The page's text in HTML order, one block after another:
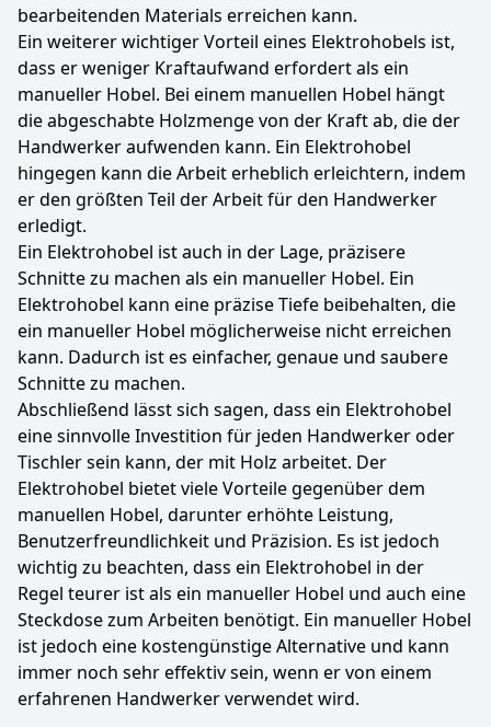
bearbeitenden Materials erreichen kann.
Ein weiterer wichtiger Vorteil eines Elektrohobels ist,
dass er weniger Kraftaufwand erfordert als ein
manueller Hobel. Bei einem manuellen Hobel hängt
die abgeschabte Holzmenge von der Kraft ab, die der
Handwerker aufwenden kann. Ein Elektrohobel
hingegen kann die Arbeit erheblich erleichtern, indem
er den größten Teil der Arbeit für den Handwerker
erledigt.
Ein Elektrohobel ist auch in der Lage, präzisere
Schnitte zu machen als ein manueller Hobel. Ein
Elektrohobel kann eine präzise Tiefe beibehalten, die
ein manueller Hobel möglicherweise nicht erreichen
kann. Dadurch ist es einfacher, genaue und saubere
Schnitte zu machen.
Abschließend lässt sich sagen, dass ein Elektrohobel
eine sinnvolle Investition für jeden Handwerker oder
Tischler sein kann, der mit Holz arbeitet. Der
Elektrohobel bietet viele Vorteile gegenüber dem
manuellen Hobel, darunter erhöhte Leistung,
Benutzerfreundlichkeit und Präzision. Es ist jedoch
wichtig zu beachten, dass ein Elektrohobel in der
Regel teurer ist als ein manueller Hobel und auch eine
Steckdose zum Arbeiten benötigt. Ein manueller Hobel
ist jedoch eine kostengünstige Alternative und kann
immer noch sehr effektiv sein, wenn er von einem
erfahrenen Handwerker verwendet wird.